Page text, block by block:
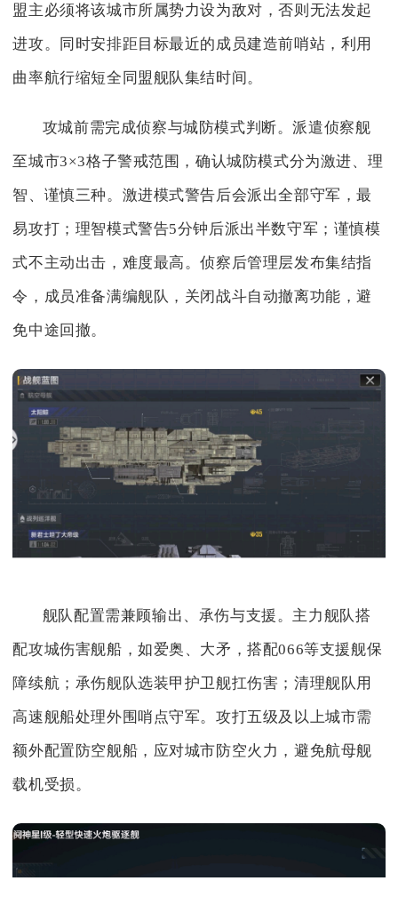
盟主必须将该城市所属势力设为敌对，否则无法发起
进攻。同时安排距目标最近的成员建造前哨站，利用
曲率航行缩短全同盟舰队集结时间。
攻城前需完成侦察与城防模式判断。派遣侦察舰
至城市3×3格子警戒范围，确认城防模式分为激进、理
智、谨慎三种。激进模式警告后会派出全部守军，最
易攻打；理智模式警告5分钟后派出半数守军；谨慎模
式不主动出击，难度最高。侦察后管理层发布集结指
令，成员准备满编舰队，关闭战斗自动撤离功能，避
免中途回撤。
舰队配置需兼顾输出、承伤与支援。主力舰队搭
配攻城伤害舰船，如爱奥、大矛，搭配066等支援舰保
障续航；承伤舰队选装甲护卫舰扛伤害；清理舰队用
高速舰船处理外围哨点守军。攻打五级及以上城市需
额外配置防空舰船，应对城市防空火力，避免航母舰
载机受损。